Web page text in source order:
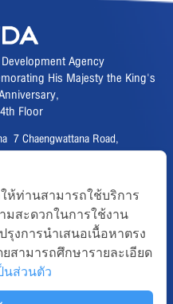
Agency
His Majesty the King's
Floor
7 Chaengwattana Road,
1200
02 123 1234
ห้ท่านสามารถใช้บริการ
มสะดวกในการใช้งาน
รุงการนำเสนอเนื้อหาตรง
สามารถศึกษารายละเอียด
นส่วนตัว